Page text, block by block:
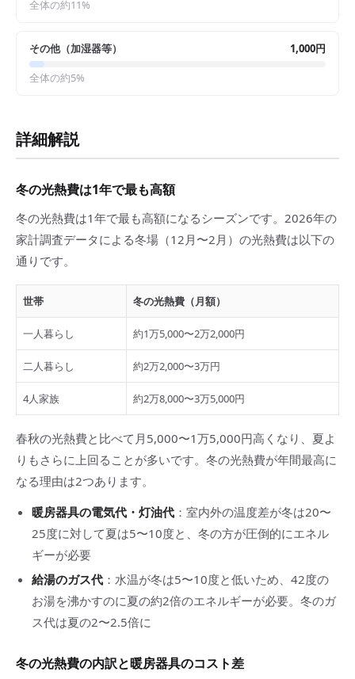
全体の約11%
その他（加湿器等） 1,000円
全体の約5%
詳細解説
冬の光熱費は1年で最も高額
冬の光熱費は1年で最も高額になるシーズンです。2026年の
家計調査データによる冬場（12月〜2月）の光熱費は以下の
通りです。
世帯 冬の光熱費（月額）
一人暮らし 約1万5,000〜2万2,000円
二人暮らし 約2万2,000〜3万円
4人家族 約2万8,000〜3万5,000円
春秋の光熱費と比べて月5,000〜1万5,000円高くなり、夏よ
りもさらに上回ることが多いです。冬の光熱費が年間最高に
なる理由は2つあります。
暖房器具の電気代・灯油代 ：室内外の温度差が冬は20〜
25度に対して夏は5〜10度と、冬の方が圧倒的にエネル
ギーが必要
給湯のガス代 ：水温が冬は5〜10度と低いため、42度の
お湯を沸かすのに夏の約2倍のエネルギーが必要。冬のガ
ス代は夏の2〜2.5倍に
冬の光熱費の内訳と暖房器具のコスト差